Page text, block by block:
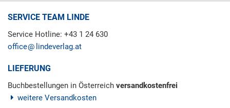
SERVICE TEAM LINDE
Service Hotline: +43 1 24 630
office
lindeverlag.at
LIEFERUNG
Buchbestellungen in Österreich versandkostenfrei
weitere Versandkosten